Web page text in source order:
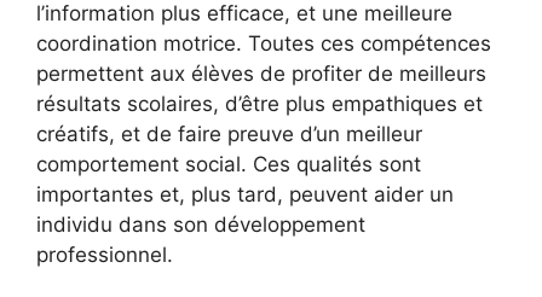
l’information plus efficace, et une meilleure
coordination motrice. Toutes ces compétences
permettent aux élèves de profiter de meilleurs
résultats scolaires, d’être plus empathiques et
créatifs, et de faire preuve d’un meilleur
comportement social. Ces qualités sont
importantes et, plus tard, peuvent aider un
individu dans son développement
professionnel.